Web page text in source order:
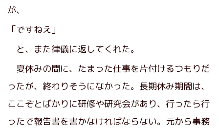
が、
「ですねえ」
と、また律儀に返してくれた。
夏休みの間に、たまった仕事を片付けるつもりだ
ったが、終わりそうになかった。長期休み期間は、
ここぞとばかりに研修や研究会があり、行ったら行
ったで報告書を書かなければならない。元から事務